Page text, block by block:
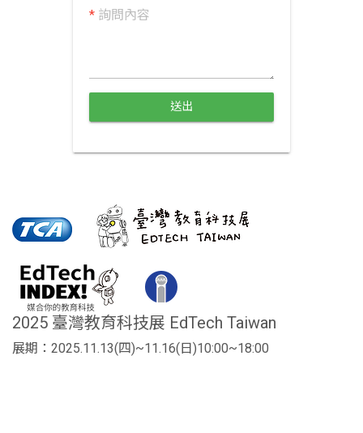
*詢問內容
送出
2025 臺灣教育科技展 EdTech Taiwan
展期：2025.11.13(四)~11.16(日)10:00~18:00